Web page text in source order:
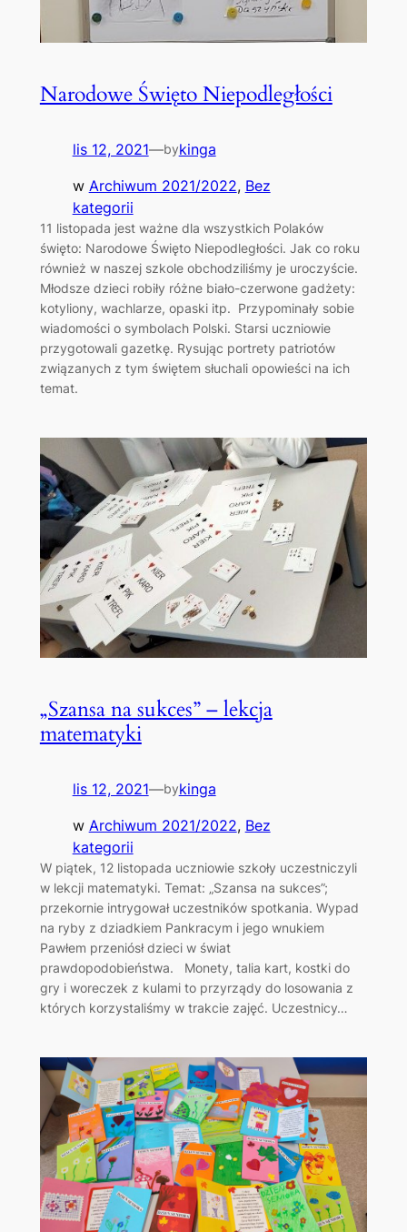
Narodowe Święto Niepodległości
lis 12, 2021—bykinga
w Archiwum 2021/2022, Bez
kategorii
11 listopada jest ważne dla wszystkich Polaków
święto: Narodowe Święto Niepodległości. Jak co roku
również w naszej szkole obchodziliśmy je uroczyście.
Młodsze dzieci robiły różne biało-czerwone gadżety:
kotyliony, wachlarze, opaski itp. Przypominały sobie
wiadomości o symbolach Polski. Starsi uczniowie
przygotowali gazetkę. Rysując portrety patriotów
związanych z tym świętem słuchali opowieści na ich
temat.
„Szansa na sukces” – lekcja
matematyki
lis 12, 2021—bykinga
w Archiwum 2021/2022, Bez
kategorii
W piątek, 12 listopada uczniowie szkoły uczestniczyli
w lekcji matematyki. Temat: „Szansa na sukces”;
przekornie intrygował uczestników spotkania. Wypad
na ryby z dziadkiem Pankracym i jego wnukiem
Pawłem przeniósł dzieci w świat
prawdopodobieństwa. Monety, talia kart, kostki do
gry i woreczek z kulami to przyrządy do losowania z
których korzystaliśmy w trakcie zajęć. Uczestnicy…